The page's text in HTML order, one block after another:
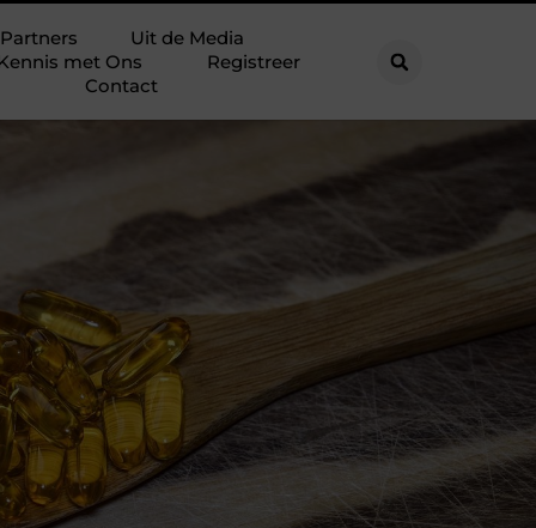
Partners
Uit de Media
met Ons
Registreer
Contact